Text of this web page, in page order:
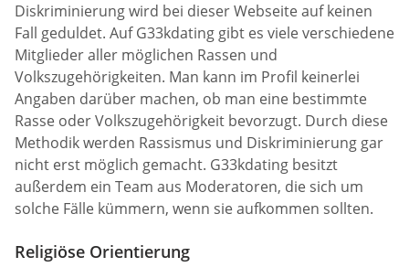
Diskriminierung wird bei dieser Webseite auf keinen
Fall geduldet. Auf G33kdating gibt es viele verschiedene
Mitglieder aller möglichen Rassen und
Volkszugehörigkeiten. Man kann im Profil keinerlei
Angaben darüber machen, ob man eine bestimmte
Rasse oder Volkszugehörigkeit bevorzugt. Durch diese
Methodik werden Rassismus und Diskriminierung gar
nicht erst möglich gemacht. G33kdating besitzt
außerdem ein Team aus Moderatoren, die sich um
solche Fälle kümmern, wenn sie aufkommen sollten.
Religiöse Orientierung